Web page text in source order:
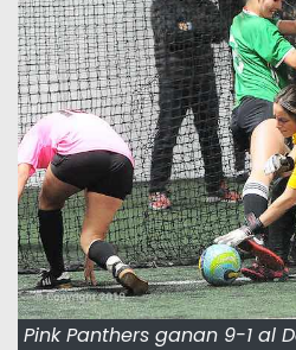
Pink Panthers ganan 9-1 al